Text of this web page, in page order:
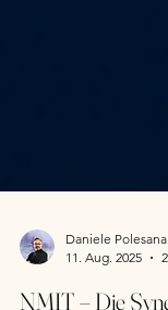
11. Aug. 2025